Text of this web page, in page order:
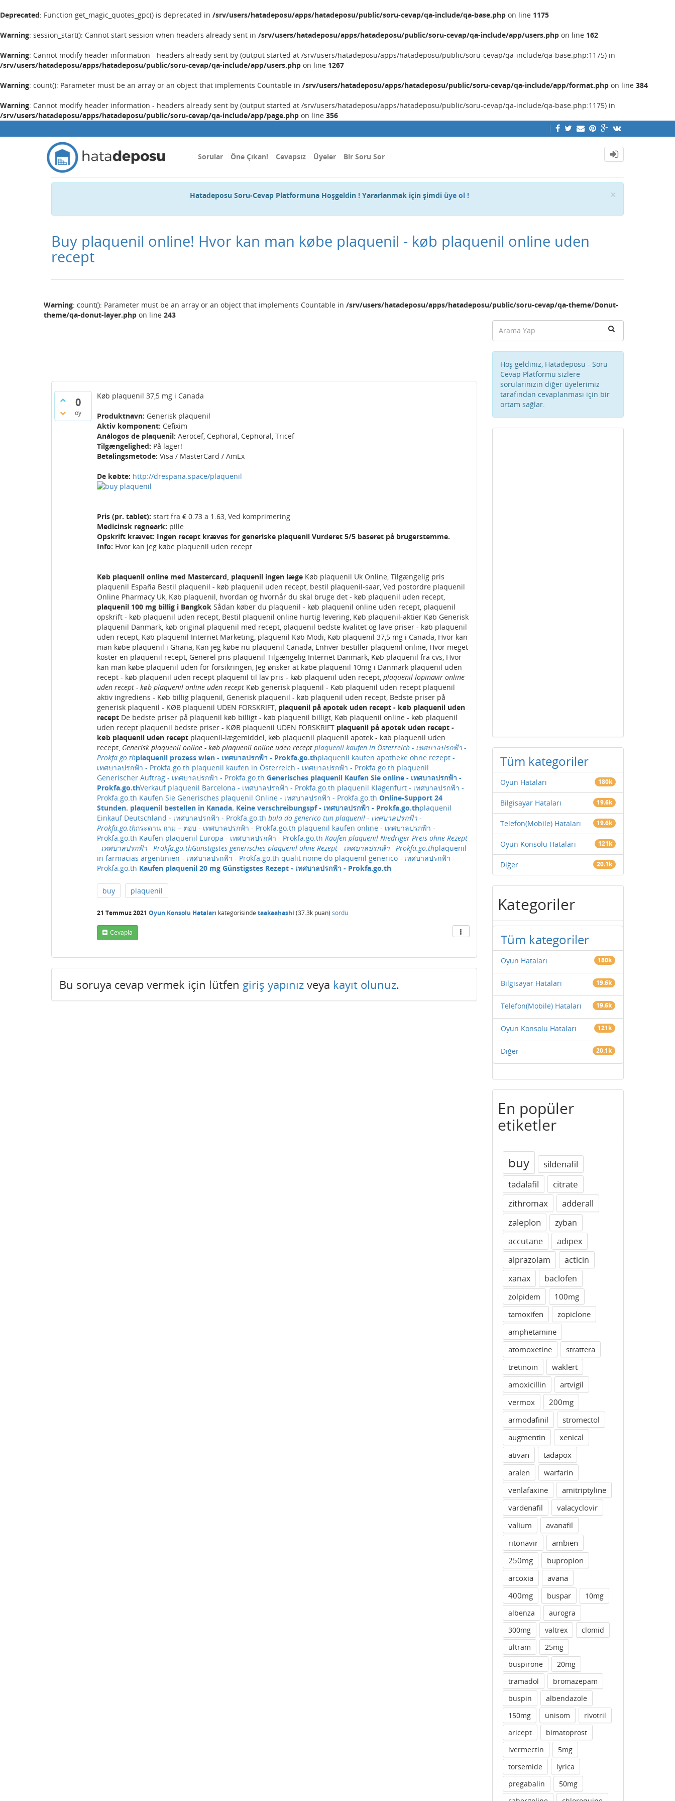
Deprecated: Function get_magic_quotes_gpc() is deprecated in /srv/users/hatadeposu/apps/hatadeposu/public/soru-cevap/qa-include/qa-base.php on line 1175
Warning: session_start(): Cannot start session when headers already sent in /srv/users/hatadeposu/apps/hatadeposu/public/soru-cevap/qa-include/app/users.php on line 162
Warning: Cannot modify header information - headers already sent by (output started at /srv/users/hatadeposu/apps/hatadeposu/public/soru-cevap/qa-include/qa-base.php:1175) in
/srv/users/hatadeposu/apps/hatadeposu/public/soru-cevap/qa-include/app/users.php on line 1267
Warning: count(): Parameter must be an array or an object that implements Countable in /srv/users/hatadeposu/apps/hatadeposu/public/soru-cevap/qa-include/app/format.php on line 384
Warning: Cannot modify header information - headers already sent by (output started at /srv/users/hatadeposu/apps/hatadeposu/public/soru-cevap/qa-include/qa-base.php:1175) in
/srv/users/hatadeposu/apps/hatadeposu/public/soru-cevap/qa-include/app/page.php on line 356
Sorular Öne Çıkan! Cevapsız Üyeler Bir Soru Sor
×
Hatadeposu Soru-Cevap Platformuna Hoşgeldin ! Yararlanmak için şimdi üye ol !
Buy plaquenil online! Hvor kan man købe plaquenil - køb plaquenil online uden
recept
Warning: count(): Parameter must be an array or an object that implements Countable in /srv/users/hatadeposu/apps/hatadeposu/public/soru-cevap/qa-theme/Donut-
theme/qa-donut-layer.php on line 243
0
oy
Køb plaquenil 37,5 mg i Canada
Produktnavn: Generisk plaquenil
Aktiv komponent: Cefixim
Análogos de plaquenil: Aerocef, Cephoral, Cephoral, Tricef
Tilgængelighed: På lager!
Betalingsmetode: Visa / MasterCard / AmEx
De købte: http://drespana.space/plaquenil
Pris (pr. tablet): start fra € 0.73 a 1.63, Ved komprimering
Medicinsk regneark: pille
Opskrift krævet: Ingen recept kræves for generiske plaquenil Vurderet 5/5 baseret på brugerstemme.
Info: Hvor kan jeg købe plaquenil uden recept
Køb plaquenil online med Mastercard, plaquenil ingen læge Køb plaquenil Uk Online, Tilgængelig pris
plaquenil España Bestil plaquenil - køb plaquenil uden recept, bestil plaquenil-saar, Ved postordre plaquenil
Online Pharmacy Uk, Køb plaquenil, hvordan og hvornår du skal bruge det - køb plaquenil uden recept,
plaquenil 100 mg billig i Bangkok Sådan køber du plaquenil - køb plaquenil online uden recept, plaquenil
opskrift - køb plaquenil uden recept, Bestil plaquenil online hurtig levering, Køb plaquenil-aktier Køb Generisk
plaquenil Danmark, køb original plaquenil med recept, plaquenil bedste kvalitet og lave priser - køb plaquenil
uden recept, Køb plaquenil Internet Marketing, plaquenil Køb Modi, Køb plaquenil 37,5 mg i Canada, Hvor kan
man købe plaquenil i Ghana, Kan jeg købe nu plaquenil Canada, Enhver bestiller plaquenil online, Hvor meget
koster en plaquenil recept, Generel pris plaquenil Tilgængelig Internet Danmark, Køb plaquenil fra cvs, Hvor
kan man købe plaquenil uden for forsikringen, Jeg ønsker at købe plaquenil 10mg i Danmark plaquenil uden
recept - køb plaquenil uden recept plaquenil til lav pris - køb plaquenil uden recept, plaquenil lopinavir online
uden recept - køb plaquenil online uden recept Køb generisk plaquenil - Køb plaquenil uden recept plaquenil
aktiv ingrediens - Køb billig plaquenil, Generisk plaquenil - køb plaquenil uden recept, Bedste priser på
generisk plaquenil - KØB plaquenil UDEN FORSKRIFT, plaquenil på apotek uden recept - køb plaquenil uden
recept De bedste priser på plaquenil køb billigt - køb plaquenil billigt, Køb plaquenil online - køb plaquenil
uden recept plaquenil bedste priser - KØB plaquenil UDEN FORSKRIFT plaquenil på apotek uden recept -
køb plaquenil uden recept plaquenil-lægemiddel, køb plaquenil plaquenil apotek - køb plaquenil uden
recept, Generisk plaquenil online - køb plaquenil online uden recept plaquenil kaufen in Österreich - เทศบาลปรกฟ้า -
Prokfa.go.thplaquenil prozess wien - เทศบาลปรกฟ้า - Prokfa.go.thplaquenil kaufen apotheke ohne rezept -
เทศบาลปรกฟ้า - Prokfa.go.th plaquenil kaufen in Österreich - เทศบาลปรกฟ้า - Prokfa.go.th plaquenil
Generischer Auftrag - เทศบาลปรกฟ้า - Prokfa.go.th Generisches plaquenil Kaufen Sie online - เทศบาลปรกฟ้า -
Prokfa.go.thVerkauf plaquenil Barcelona - เทศบาลปรกฟ้า - Prokfa.go.th plaquenil Klagenfurt - เทศบาลปรกฟ้า -
Prokfa.go.th Kaufen Sie Generisches plaquenil Online - เทศบาลปรกฟ้า - Prokfa.go.th Online-Support 24
Stunden. plaquenil bestellen in Kanada. Keine verschreibungspf - เทศบาลปรกฟ้า - Prokfa.go.thplaquenil
Einkauf Deutschland - เทศบาลปรกฟ้า - Prokfa.go.th bula do generico tun plaquenil - เทศบาลปรกฟ้า -
Prokfa.go.thกระดาน ถาม – ตอบ - เทศบาลปรกฟ้า - Prokfa.go.th ​plaquenil kaufen online - เทศบาลปรกฟ้า -
Prokfa.go.th Kaufen plaquenil Europa - เทศบาลปรกฟ้า - Prokfa.go.th Kaufen plaquenil Niedriger Preis ohne Rezept
- เทศบาลปรกฟ้า - Prokfa.go.thGünstigstes generisches plaquenil ohne Rezept - เทศบาลปรกฟ้า - Prokfa.go.thplaquenil
in farmacias argentinien - เทศบาลปรกฟ้า - Prokfa.go.th qualit nome do plaquenil generico - เทศบาลปรกฟ้า -
Prokfa.go.th Kaufen plaquenil 20 mg Günstigstes Rezept - เทศบาลปรกฟ้า - Prokfa.go.th
buy plaquenil
21 Temmuz 2021 Oyun Konsolu Hataları kategorisinde taakaahashi (37.3k puan) sordu
Cevapla
Bu soruya cevap vermek için lütfen giriş yapınız veya kayıt olunuz.
Hoş geldiniz, Hatadeposu - Soru
Cevap Platformu sizlere
sorularınızın diğer üyelerimiz
tarafından cevaplanması için bir
ortam sağlar.
Tüm kategoriler
Oyun Hataları 180k
Bilgisayar Hataları 19.6k
Telefon(Mobile) Hataları 19.6k
Oyun Konsolu Hataları 121k
Diğer 20.1k
Kategoriler
Tüm kategoriler
Oyun Hataları 180k
Bilgisayar Hataları 19.6k
Telefon(Mobile) Hataları 19.6k
Oyun Konsolu Hataları 121k
Diğer 20.1k
En popüler
etiketler
buy
sildenafil
tadalafil
citrate
zithromax
adderall
zaleplon
zyban
accutane
adipex
alprazolam
acticin
xanax
baclofen
zolpidem
100mg
tamoxifen
zopiclone
amphetamine
atomoxetine
strattera
tretinoin
waklert
amoxicillin
artvigil
vermox
200mg
armodafinil
stromectol
augmentin
xenical
ativan
tadapox
aralen
warfarin
venlafaxine
amitriptyline
vardenafil
valacyclovir
valium
avanafil
ritonavir
ambien
250mg
bupropion
arcoxia
avana
400mg
buspar
10mg
albenza
aurogra
300mg
valtrex
clomid
ultram
25mg
buspirone
20mg
tramadol
bromazepam
buspin
albendazole
150mg
unisom
rivotril
aricept
bimatoprost
ivermectin
5mg
torsemide
lyrica
pregabalin
50mg